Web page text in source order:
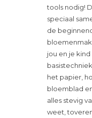
tools nodig!
speciaal
de
jou en je kind
het papier,
bloemblad
alles stevig
weet,